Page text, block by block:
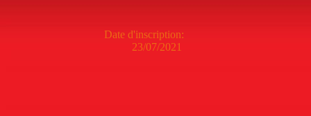
Date d'inscription:
23/07/2021